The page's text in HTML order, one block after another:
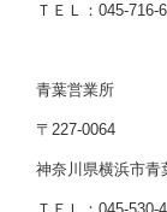
ＴＥＬ：045-
青葉営業所
〒227-0064
神奈川県横浜市青